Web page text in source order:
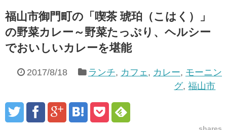
福山市御門町の「喫茶 琥珀（こはく）」
の野菜カレー～野菜たっぷり、ヘルシー
でおいしいカレーを堪能
2017/8/18 ランチ, カフェ, カレー, モーニン
グ,福山市